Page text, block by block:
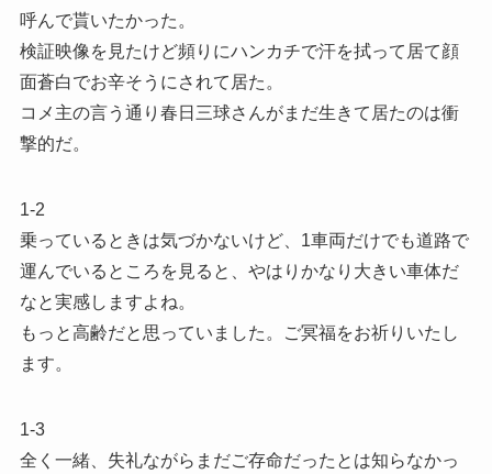
呼んで貰いたかった。
検証映像を見たけど頻りにハンカチで汗を拭って居て顔
面蒼白でお辛そうにされて居た。
コメ主の言う通り春日三球さんがまだ生きて居たのは衝
撃的だ。
1-2
乗っているときは気づかないけど、1車両だけでも道路で
運んでいるところを見ると、やはりかなり大きい車体だ
なと実感しますよね。
もっと高齢だと思っていました。ご冥福をお祈りいたし
ます。
1-3
全く一緒、失礼ながらまだご存命だったとは知らなかっ